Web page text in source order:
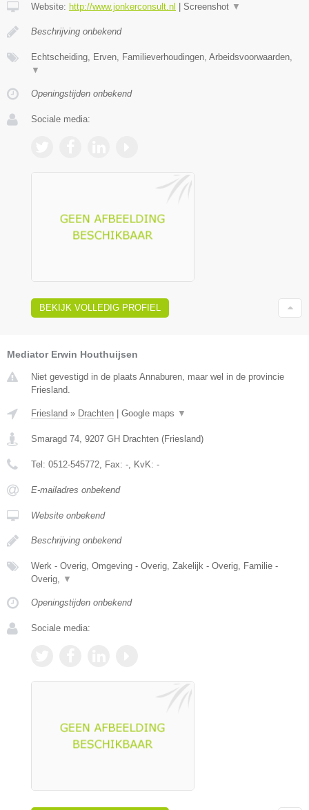
Website: http://www.jonkerconsult.nl Screenshot ▼
Beschrijving onbekend
Echtscheiding, Erven, Familieverhoudingen, Arbeidsvoorwaarden,
▼
Openingstijden onbekend
Sociale media:
BEKIJK VOLLEDIG PROFIEL
Mediator Erwin Houthuijsen
Niet gevestigd in de plaats Annaburen, maar wel in de provincie
Friesland.
Friesland » Drachten Google maps ▼
Smaragd 74, 9207 GH Drachten (Friesland)
Tel: 0512-545772, Fax: -, KvK: -
E-mailadres onbekend
Website onbekend
Beschrijving onbekend
Werk - Overig, Omgeving - Overig, Zakelijk - Overig, Familie -
Overig, ▼
Openingstijden onbekend
Sociale media: